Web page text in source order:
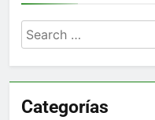
Search
for:
Categorías